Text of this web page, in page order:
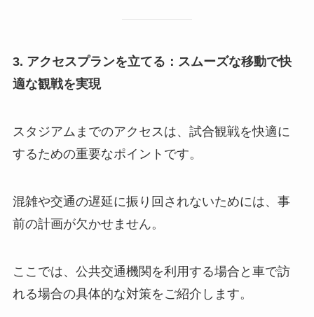
3. アクセスプランを立てる：スムーズな移動で快
適な観戦を実現
スタジアムまでのアクセスは、試合観戦を快適に
するための重要なポイントです。
混雑や交通の遅延に振り回されないためには、事
前の計画が欠かせません。
ここでは、公共交通機関を利用する場合と車で訪
れる場合の具体的な対策をご紹介します。